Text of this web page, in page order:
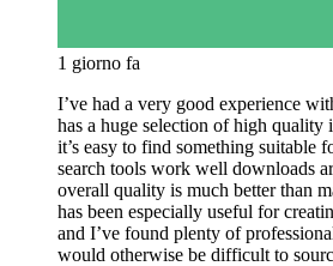
1 giorno fa
I’ve had a very good experience
has a huge selection of high quality
it’s easy to find something suitable
search tools work well downloads
overall quality is much better than
has been especially useful for
and I’ve found plenty of
would otherwise be difficult to